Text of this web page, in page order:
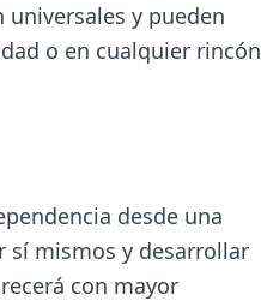
universales y pueden
o en cualquier rincón
desde una
sí mismos y desarrollar
con mayor